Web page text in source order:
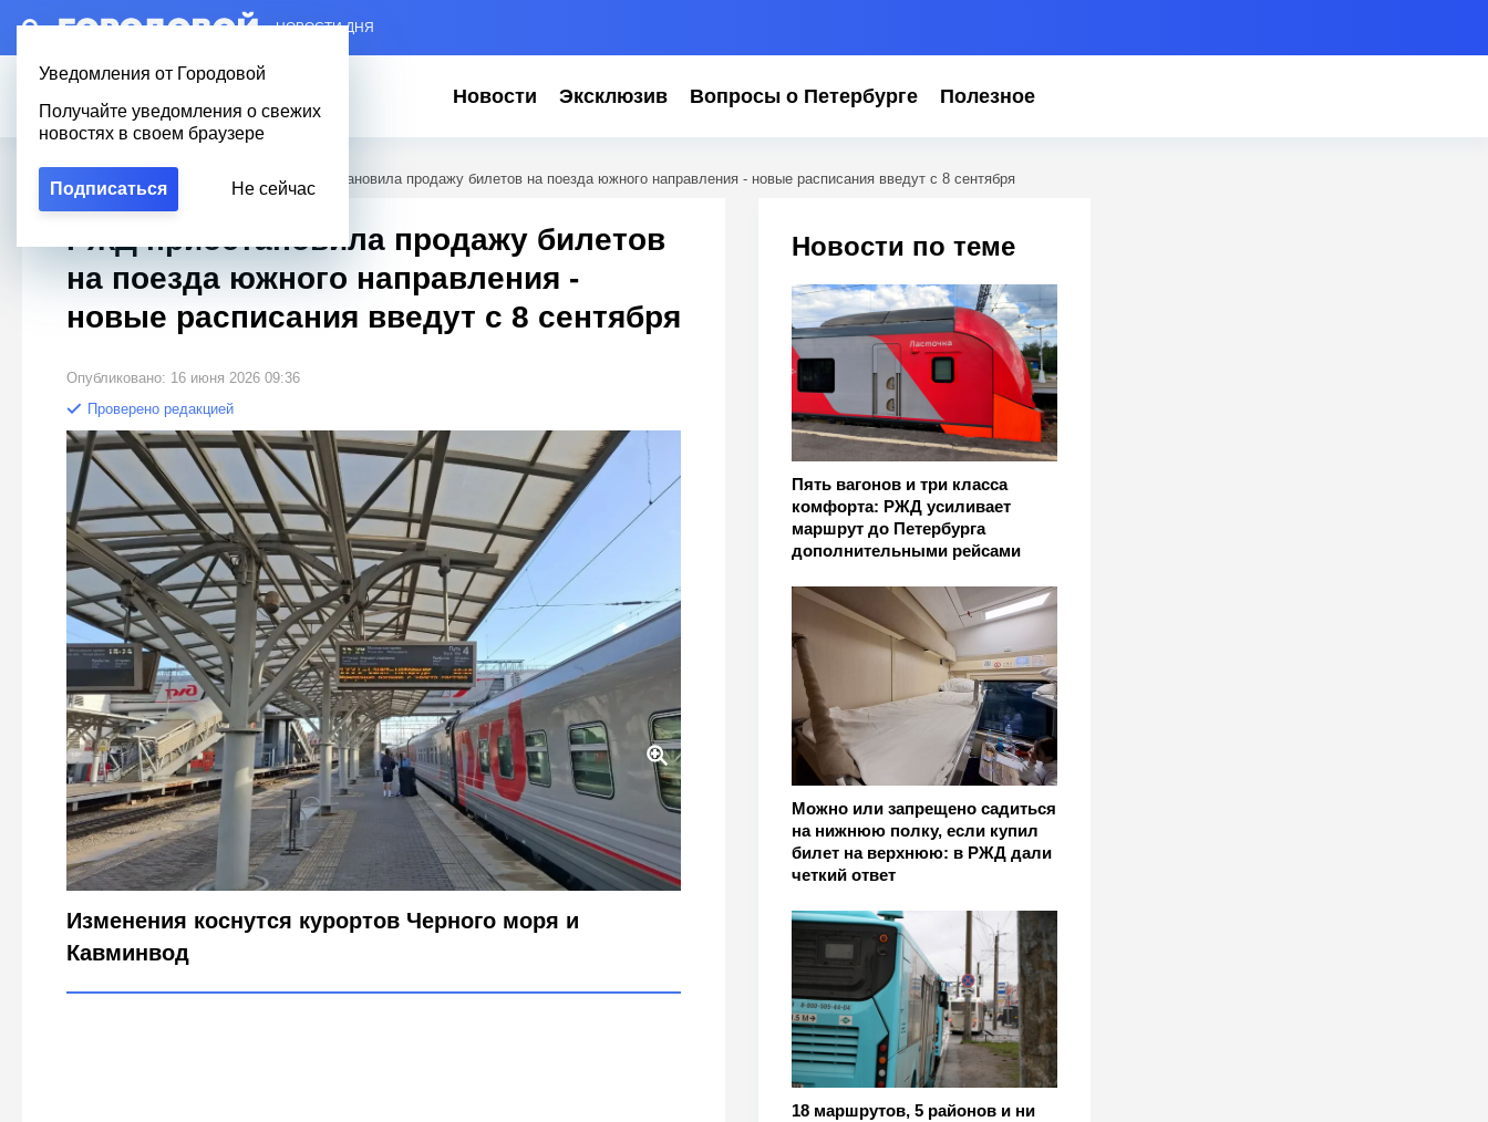
– НОВОСТИ ДНЯ
Уведомления от Городовой
Получайте уведомления о свежих
новостях в своем браузере
Подписаться Не сейчас
Новости Эксклюзив Вопросы о Петербурге Полезное
Городовой Новости Петербурга РЖД приостановила продажу билетов на поезда южного направления - новые расписания введут с 8 сентября
Новости по теме
Пять вагонов и три класса
комфорта: РЖД усиливает
маршрут до Петербурга
дополнительными рейсами
Можно или запрещено садиться
на нижнюю полку, если купил
билет на верхнюю: в РЖД дали
четкий ответ
18 маршрутов, 5 районов и ни
РЖД приостановила продажу билетов
на поезда южного направления -
новые расписания введут с 8 сентября
Опубликовано: 16 июня 2026 09:36
Проверено редакцией
РЖД приостановила продажу билетов на поезда южного направления - новые
расписания введут с 8 сентября
фото Городовой ру
Изменения коснутся курортов Черного моря и
Кавминвод